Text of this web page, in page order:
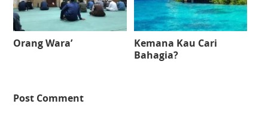
Orang Wara’
Kemana Kau Cari
Bahagia?
Post Comment